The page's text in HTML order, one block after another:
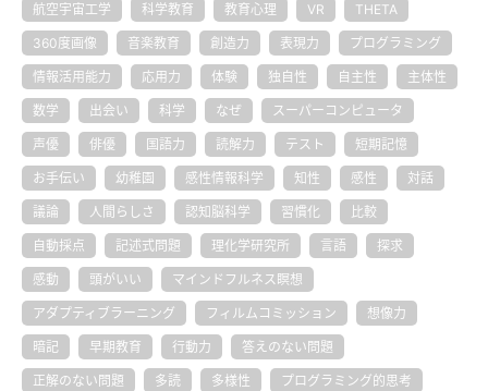
航空宇宙工学 科学教育 教育心理 VR THETA
360度画像 音楽教育 創造力 表現力 プログラミング
情報活用能力 応用力 体験 独自性 自主性 主体性
数学 出会い 科学 なぜ スーパーコンピュータ
声優 俳優 国語力 読解力 テスト 短期記憶
お手伝い 幼稚園 感性情報科学 知性 感性 対話
議論 人間らしさ 認知脳科学 習慣化 比較
自動採点 記述式問題 理化学研究所 言語 探求
感動 頭がいい マインドフルネス瞑想
アダプティブラーニング フィルムコミッション 想像力
暗記 早期教育 行動力 答えのない問題
正解のない問題 多読 多様性 プログラミング的思考